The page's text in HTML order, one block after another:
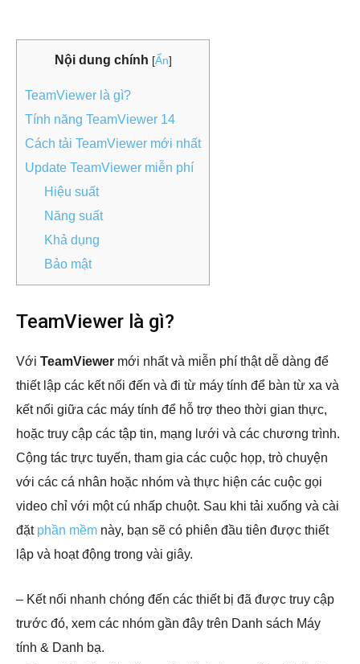
Nội dung chính [Ẩn]
TeamViewer là gì?
Tính năng TeamViewer 14
Cách tải TeamViewer mới nhất
Update TeamViewer miễn phí
Hiệu suất
Năng suất
Khả dụng
Bảo mật
TeamViewer là gì?
Với TeamViewer mới nhất và miễn phí thật dễ dàng để
thiết lập các kết nối đến và đi từ máy tính để bàn từ xa và
kết nối giữa các máy tính để hỗ trợ theo thời gian thực,
hoặc truy cập các tập tin, mạng lưới và các chương trình.
Cộng tác trực tuyến, tham gia các cuộc họp, trò chuyện
với các cá nhân hoặc nhóm và thực hiện các cuộc gọi
video chỉ với một cú nhấp chuột. Sau khi tải xuống và cài
đặt phần mềm này, bạn sẽ có phiên đầu tiên được thiết
lập và hoạt động trong vài giây.
– Kết nối nhanh chóng đến các thiết bị đã được truy cập
trước đó, xem các nhóm gần đây trên Danh sách Máy
tính & Danh bạ.